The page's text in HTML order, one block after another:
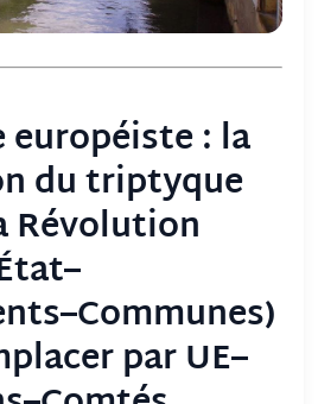
européiste : la
du triptyque
Révolution
par UE–